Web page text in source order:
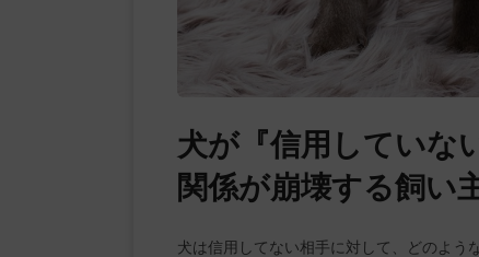
犬が『信用してい
関係が崩壊する飼い
犬は信用してない相手に対して、どのよう